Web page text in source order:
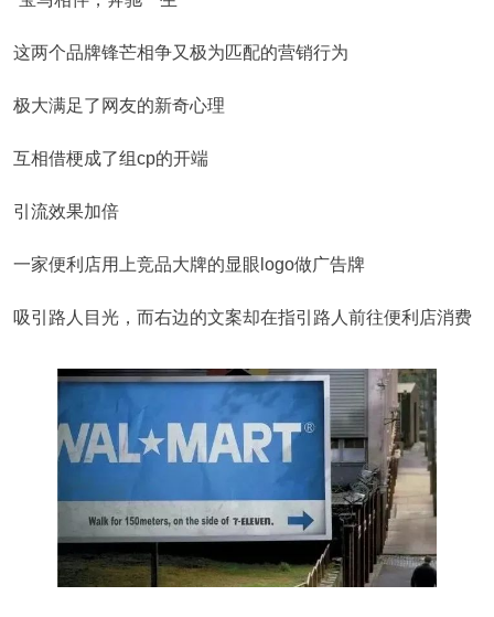
这两个品牌锋芒相争又极为匹配的营销行为
极大满足了网友的新奇心理
互相借梗成了组cp的开端
引流效果加倍
一家便利店用上竞品大牌的显眼logo做广告牌
吸引路人目光，而右边的文案却在指引路人前往便利店消费